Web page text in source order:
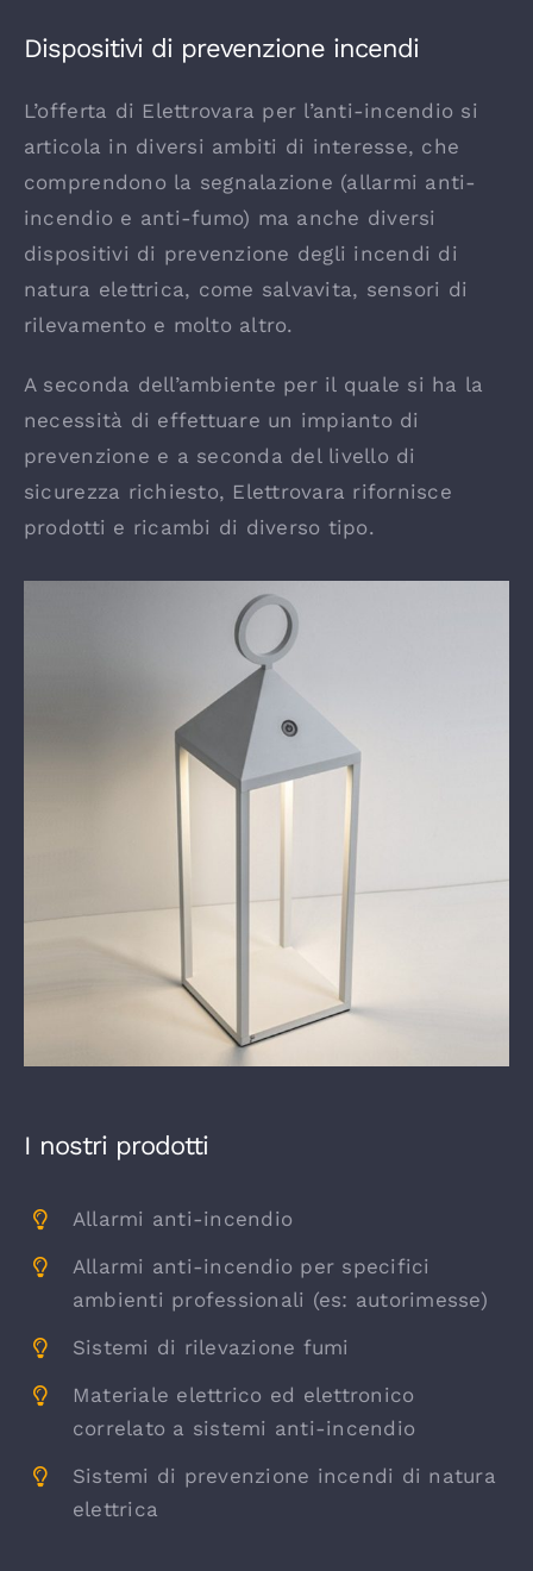
Dispositivi di prevenzione incendi
L’offerta di Elettrovara per l’anti-incendio si
articola in diversi ambiti di interesse, che
comprendono la segnalazione (allarmi anti-
incendio e anti-fumo) ma anche diversi
dispositivi di prevenzione degli incendi di
natura elettrica, come salvavita, sensori di
rilevamento e molto altro.
A seconda dell’ambiente per il quale si ha la
necessità di effettuare un impianto di
prevenzione e a seconda del livello di
sicurezza richiesto, Elettrovara rifornisce
prodotti e ricambi di diverso tipo.
I nostri prodotti
Allarmi anti-incendio
Allarmi anti-incendio per specifici
ambienti professionali (es: autorimesse)
Sistemi di rilevazione fumi
Materiale elettrico ed elettronico
correlato a sistemi anti-incendio
Sistemi di prevenzione incendi di natura
elettrica